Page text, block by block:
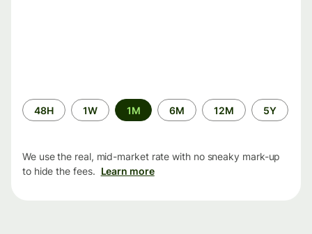
Time
period
48H 1W 1M 6M 12M 5Y
We use the real, mid-market rate with no sneaky mark-up
to hide the fees. Learn more